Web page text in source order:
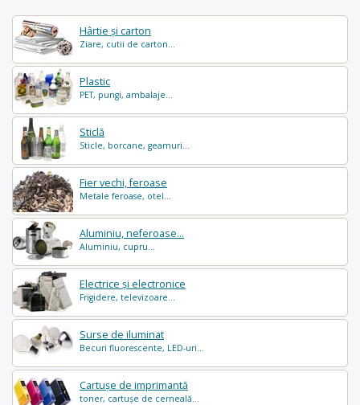
Hârtie și carton
Ziare, cutii de carton...
Plastic
PET, pungi, ambalaje...
Sticlă
Sticle, borcane, geamuri...
Fier vechi, feroase
Metale feroase, otel...
Aluminiu, neferoase...
Aluminiu, cupru...
Electrice și electronice
Frigidere, televizoare...
Surse de iluminat
Becuri fluorescente, LED-uri...
Cartușe de imprimantă
toner, cartușe de cerneală...